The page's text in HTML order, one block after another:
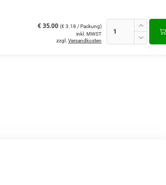
€ 35.00 (€ 3.18 / Packung)
inkl. MWST
zzgl. Versandkosten